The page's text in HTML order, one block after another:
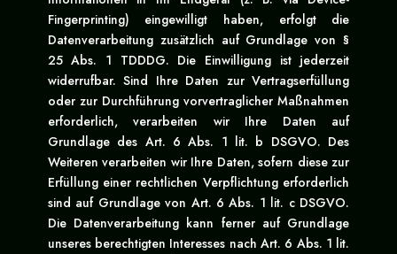
Fingerprinting) eingewilligt haben, erfolgt die
Datenverarbeitung zusätzlich auf Grundlage von §
25 Abs. 1 TDDDG. Die Einwilligung ist jederzeit
widerrufbar. Sind Ihre Daten zur Vertragserfüllung
oder zur Durchführung vorvertraglicher Maßnahmen
erforderlich, verarbeiten wir Ihre Daten auf
Grundlage des Art. 6 Abs. 1 lit. b DSGVO. Des
Weiteren verarbeiten wir Ihre Daten, sofern diese zur
Erfüllung einer rechtlichen Verpflichtung erforderlich
sind auf Grundlage von Art. 6 Abs. 1 lit. c DSGVO.
Die Datenverarbeitung kann ferner auf Grundlage
unseres berechtigten Interesses nach Art. 6 Abs. 1 lit.